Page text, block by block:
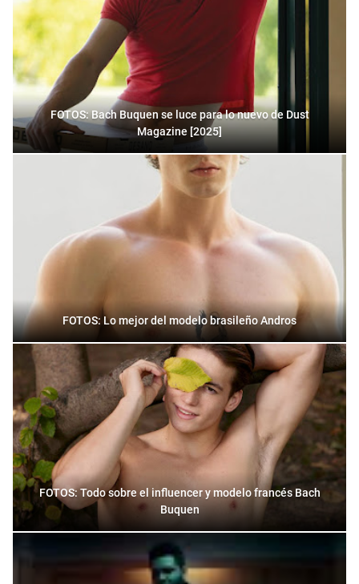
FOTOS: Bach Buquen se luce para lo nuevo de Dust
Magazine [2025]
FOTOS: Lo mejor del modelo brasileño Andros
FOTOS: Todo sobre el influencer y modelo francés Bach
Buquen